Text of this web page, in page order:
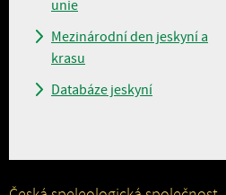
unie
Mezinárodní den jeskyní a
krasu
Databáze jeskyní